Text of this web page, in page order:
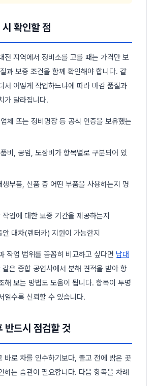
확인할 점
전 지역에서 정비소를 고를 때는 가격만 보
과 보증 조건을 함께 확인해야 합니다. 같
서 어떻게 작업하느냐에 따라 마감 품질과
가 달라집니다.
체 또는 정비명장 등 공식 인증을 보유했는
비, 공임, 도장비가 항목별로 구분되어 있
생부품, 신품 중 어떤 부품을 사용하는지 명
업에 대한 보증 기간을 제공하는지
대차(렌터카) 지원이 가능한지
작업 범위를 꼼꼼히 비교하고 싶다면 남대
같은 종합 공업사에서 분해 견적을 받아 항
해 보는 방법도 도움이 됩니다. 항목이 투명
일수록 신뢰할 수 있습니다.
반드시 점검할 것
바로 차를 인수하기보다, 출고 전에 밝은 곳
하는 습관이 필요합니다. 다음 항목을 차례